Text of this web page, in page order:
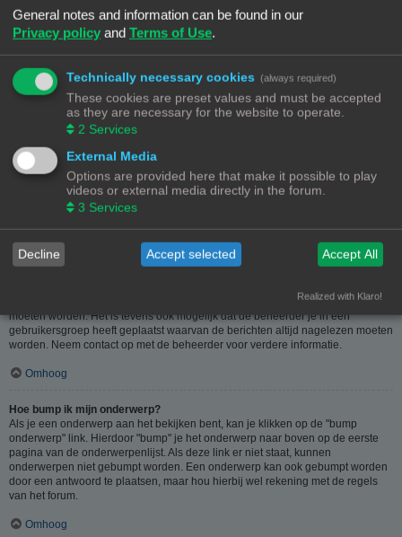
heeft hier dus in geen geval iets mee te maken.
Omhoog
Hoe kan ik berichten aan een moderator melden?
Als de beheerder het toelaat, kun je op de hiervoor dienende knop klikken bij
het bericht. Als je hierop geklikt hebt, moet je een paar verplichte stappen
volgen om de melding te versturen.
Waarvoor dient de "Opslaan"-knop bij het plaatsen van een bericht?
Hiermee kun je berichten opslaan om ze dan later af te werken en te plaatsen.
Een opgeslagen bericht kun je, via de bijhorende optie, in het
Omhoog
De beheerder kan beslist hebben dat geplaatste berichten eerst nagekeken
moeten worden. Het is tevens ook mogelijk dat de beheerder je in een
gebruikersgroep heeft geplaatst waarvan de berichten altijd nagelezen moeten
worden. Neem contact op met de beheerder voor verdere informatie.
Omhoog
Hoe bump ik mijn onderwerp?
Als je een onderwerp aan het bekijken bent, kan je klikken op de "bump
onderwerp" link. Hierdoor "bump" je het onderwerp naar boven op de eerste
pagina van de onderwerpenlijst. Als deze link er niet staat, kunnen
onderwerpen niet gebumpt worden. Een onderwerp kan ook gebumpt worden
door een antwoord te plaatsen, maar hou hierbij wel rekening met de regels
van het forum.
Omhoog
General notes and information can be found in our
Privacy policy and Terms of Use.
Technically necessary cookies (always required)
These cookies are preset values and must be accepted
as they are necessary for the website to operate.
2 Services
External Media
Options are provided here that make it possible to play
videos or external media directly in the forum.
3 Services
Decline Accept selected Accept All
Realized with Klaro!